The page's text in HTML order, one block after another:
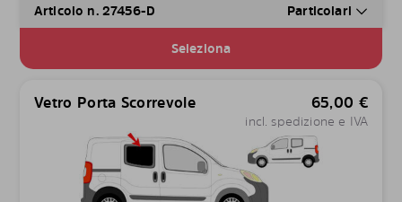
Articolo n. 27456-D Particolari
Seleziona
Vetro Porta Scorrevole 65,00 €
incl. spedizione e IVA